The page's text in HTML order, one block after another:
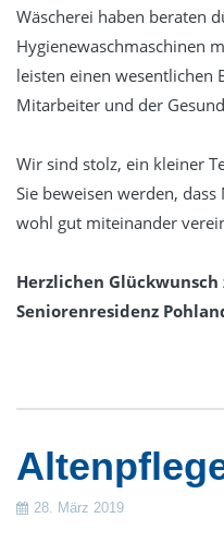
Wäscherei haben beraten
Hygienewaschmaschinen
leisten einen wesentlichen
Mitarbeiter und der
Wir sind stolz, ein kleiner
Sie beweisen werden,
wohl gut miteinander
Herzlichen
Seniorenresidenz
28. März 2019